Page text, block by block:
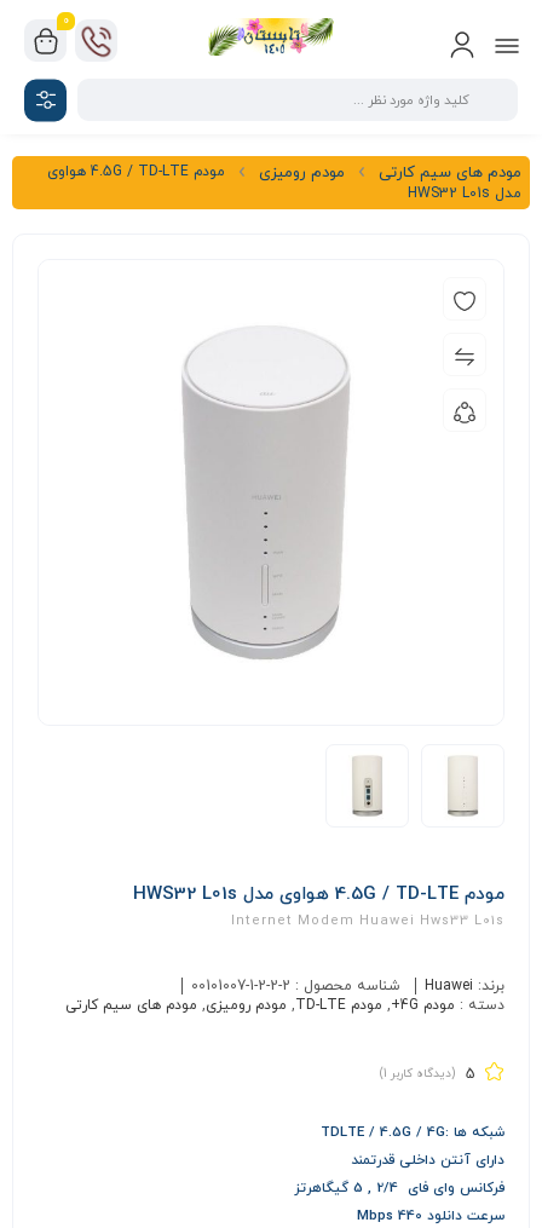
0
مودم های سیم کارتی مودم رومیزی
مودم 4.5G / TD-LTE هواوی
مدل HWS32 L01s
مودم 4.5G / TD-LTE هواوی مدل HWS32 L01s
Internet Modem Huawei Hws33 L01s
برند: Huawei شناسه محصول : 00101007-1-2-2-2
دسته : مودم 4G+ , مودم TD-LTE , مودم رومیزی, مودم های سیم کارتی
5 (دیدگاه کاربر 1
)
شبکه ها :TDLTE / 4.5G / 4G
دارای آنتن داخلی قدرتمند
فرکانس وای فای 2/4 , 5 گیگاهرتز
سرعت دانلود 440 Mbps